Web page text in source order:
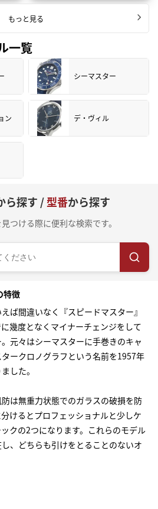
もっと見る
一覧
シーマスター
ン デ・ヴィル
ら探す /型番から探す
つける際に便利な検索です。
特徴
ば間違いなく『スピードマスター』
幾度となくマイナーチェンジをして
元々はシーマスターに手巻きのキャ
ークロノグラフという名前を1957年
した。
は無重力状態でのガラスの破損を防
けるとプロフェッショナルと少しケ
クの2つになります。これらのモデル
、どちらも引けをとることのないオ